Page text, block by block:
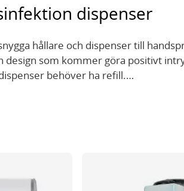
dispenser
hållare och dispenser till
design som kommer göra positivt
behöver ha refill.
från bland annat Dax, Deb, Purell,